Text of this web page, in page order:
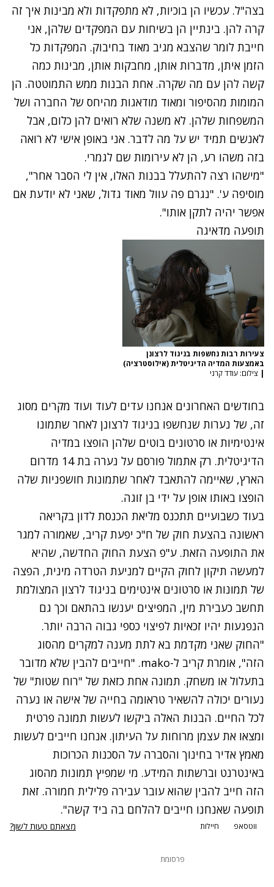
בצה"ל. עכשיו הן בוכיות, לא מתפקדות ולא מבינות איך זה
קרה להן. בינתיין הן בשיחות עם המפקדים שלהן, אני
חייבת לומר שהצבא מגיב מאוד בחיבוק. המפקדות כל
הזמן איתן, מדברות אותן, מחבקות אותן, מבינות כמה
קשה להן עם מה שקרה. אחת הבנות ממש התמוטטה. הן
המומות מהסיפור ומאוד מודאגות מהיחס של החברה ושל
המשפחות שלהן. לא משנה שלא רואים להן כלום, אבל
לאנשים תמיד יש על מה לדבר. אני באופן אישי לא רואה
בזה משהו רע, הן לא עירומות שם לגמרי.
"מישהו רצה להתעלל בבנות האלו, אין לי הסבר אחר",
מוסיפה ע'. "נגרם פה עוול מאוד גדול, שאני לא יודעת אם
אפשר יהיה לתקן אותו".
תופעה מדאיגה
צעירות רבות נחשפות בניגוד לרצונן
באמצעות המדיה הדיגיטלית (אילוסטרציה)
| צילום: עודד קרני
בחודשים האחרונים אנחנו עדים לעוד ועוד מקרים מסוג
זה, של נערות שנחשפו בניגוד לרצונן לאחר שתמונו
אינטימיות או סרטונים בוטים שלהן הופצו במדיה
הדיגיטלית.
רק אתמול פורסם על נערה בת 14 מדרום
הארץ, שאיימה להתאבד לאחר שתמונות חושפניות שלה
הופצו באותו אופן על ידי בן זוגה.
בעוד כשבועיים תתכנס מליאת הכנסת לדון בקריאה
ראשונה בהצעת חוק של ח"כ יפעת קריב, שאמורה למגר
את התופעה הזאת. ע"פ הצעת החוק החדשה, שהיא
למעשה תיקון לחוק הקיים למניעת הטרדה מינית, הפצה
של תמונות או סרטונים אינטימים בניגוד לרצון המצולמת
תחשב כעבירת מין, המפיצים יענשו בהתאם וכך גם
הנפגעות יהיו זכאיות לפיצוי כספי גבוה הרבה יותר.
"החוק שאני מקדמת בא לתת מענה למקרים מהסוג
הזה", אומרת קריב ל-mako. "חייבים להבין שלא מדובר
בתעלול או משחק. תמונה אחת כזאת של "רוח שטות" של
נעורים יכולה להשאיר טראומה בחייה של אישה או נערה
לכל החיים. הבנות האלה ביקשו לעשות תמונה פרטית
ומצאו את עצמן מרוחות על העיתון. אנחנו חייבים לעשות
מאמץ אדיר בחינוך והסברה על הסכנות הכרוכות
באינטרנט וברשתות המידע. מי שמפיץ תמונות מהסוג
הזה חייב להבין שהוא עובר עבירה פלילית חמורה. זאת
תופעה שאנחנו חייבים להלחם בה ביד קשה".
ווטסאפ חיילות מצאתם טעות לשון?
פרסומת